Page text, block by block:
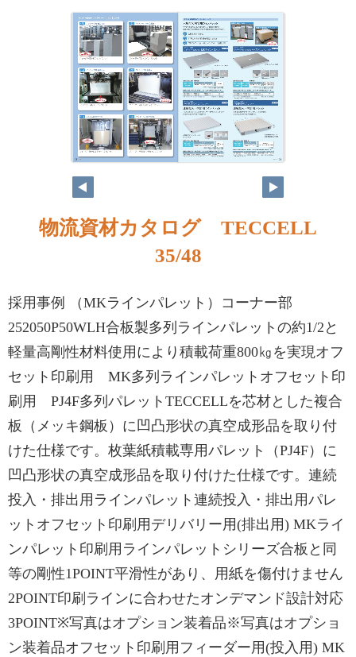
物流資材カタログ TECCELL
35/48
採用事例 （MKラインパレット）コーナー部
252050P50WLH合板製多列ラインパレットの約1/2と
軽量高剛性材料使用により積載荷重800㎏を実現オフ
セット印刷用 MK多列ラインパレットオフセット印
刷用 PJ4F多列パレットTECCELLを芯材とした複合
板（メッキ鋼板）に凹凸形状の真空成形品を取り付
けた仕様です。枚葉紙積載専用パレット（PJ4F）に
凹凸形状の真空成形品を取り付けた仕様です。連続
投入・排出用ラインパレット連続投入・排出用パレ
ットオフセット印刷用デリバリー用(排出用) MKライ
ンパレット印刷用ラインパレットシリーズ合板と同
等の剛性1POINT平滑性があり、用紙を傷付けません
2POINT印刷ラインに合わせたオンデマンド設計対応
3POINT※写真はオプション装着品※写真はオプショ
ン装着品オフセット印刷用フィーダー用(投入用) MK